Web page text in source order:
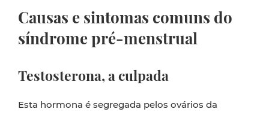
Causas e sintomas comuns do
síndrome pré-menstrual
Testosterona, a culpada
Esta hormona é segregada pelos ovários da